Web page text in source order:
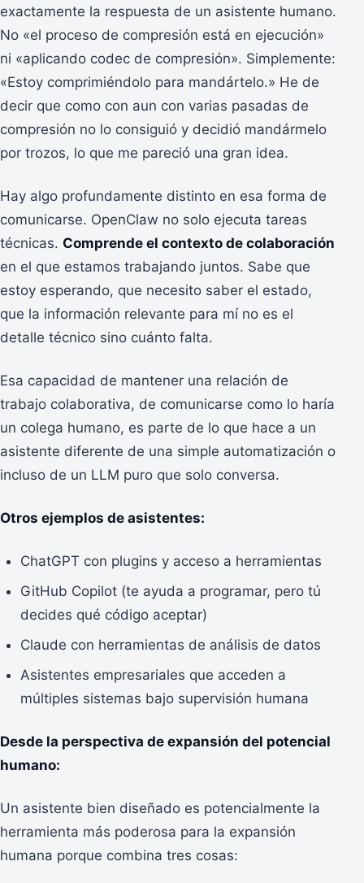
exactamente la respuesta de un asistente humano.
No «el proceso de compresión está en ejecución»
ni «aplicando codec de compresión». Simplemente:
«Estoy comprimiéndolo para mandártelo.» He de
decir que como con aun con varias pasadas de
compresión no lo consiguió y decidió mandármelo
por trozos, lo que me pareció una gran idea.
Hay algo profundamente distinto en esa forma de
comunicarse. OpenClaw no solo ejecuta tareas
técnicas. Comprende el contexto de colaboración
en el que estamos trabajando juntos. Sabe que
estoy esperando, que necesito saber el estado,
que la información relevante para mí no es el
detalle técnico sino cuánto falta.
Esa capacidad de mantener una relación de
trabajo colaborativa, de comunicarse como lo haría
un colega humano, es parte de lo que hace a un
asistente diferente de una simple automatización o
incluso de un LLM puro que solo conversa.
Otros ejemplos de asistentes:
ChatGPT con plugins y acceso a herramientas
GitHub Copilot (te ayuda a programar, pero tú
decides qué código aceptar)
Claude con herramientas de análisis de datos
Asistentes empresariales que acceden a
múltiples sistemas bajo supervisión humana
Desde la perspectiva de expansión del potencial
humano:
Un asistente bien diseñado es potencialmente la
herramienta más poderosa para la expansión
humana porque combina tres cosas: